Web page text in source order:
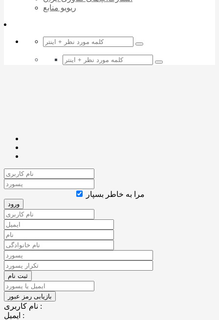
ریویو منابع
مرا به خاطر بسپار
نام کاربری :
ایمیل :